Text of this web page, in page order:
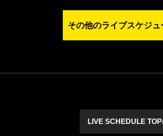
その他のライブスケジュ
LIVE SCHEDULE TOP